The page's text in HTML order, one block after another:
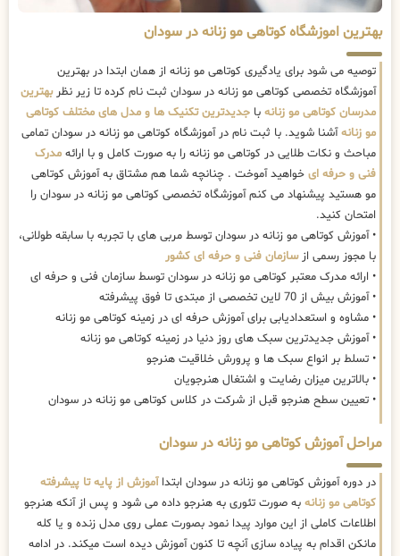
بهترین اموزشگاه کوتاهی مو زنانه در سودان
توصیه می شود برای یادگیری کوتاهی مو زنانه از همان ابتدا در بهترین
آموزشگاه تخصصی کوتاهی مو زنانه در سودان ثبت نام کرده تا زیر نظربهترین
مدرسان کوتاهی مو زنانه با جدیدترین تکنیک ها و مدل های مختلف کوتاهی
مو زنانهآشنا شوید. با ثبت نام در آموزشگاه کوتاهی مو زنانه در سودان تمامی
مباحث و نکات طلایی در کوتاهی مو زنانه را به صورت کامل و با ارائه مدرک
فنی و حرفه ای خواهید آموخت . چنانچه شما هم مشتاق به آموزش کوتاهی
مو هستید پیشنهاد می کنم آموزشگاه تخصصی کوتاهی مو زنانه در سودان را
امتحان کنید.
• آموزش کوتاهی مو زنانه در سودان توسط مربی های با تجربه با سابقه طولانی،
با مجوز رسمی ازسازمان فنی و حرفه ای کشور
• ارائه مدرک معتبر کوتاهی مو زنانه در سودان توسط سازمان فنی و حرفه ای
• آموزش بیش از 70 لاین تخصصی از مبتدی تا فوق پیشرفته
• مشاوه و استعدادیابی برای آموزش حرفه ای در زمینه کوتاهی مو زنانه
• آموزش جدیدترین سبک های روز دنیا در زمینه کوتاهی مو زنانه
• تسلط بر انواع سبک ها و پرورش خلاقیت هنرجو
• بالاترین میزان رضایت و اشتغال هنرجویان
• تعیین سطح هنرجو قبل از شرکت در کلاس کوتاهی مو زنانه در سودان
مراحل آموزش کوتاهی مو زنانه در سودان
در دوره آموزش کوتاهی مو زنانه در سودان ابتداآموزش از پایه تا پیشرفته
کوتاهی مو زنانه به صورت تئوری به هنرجو داده می شود و پس از آنکه هنرجو
اطلاعات کاملی از این موارد پیدا نمود بصورت عملی روی مدل زنده و یا کله
مانکن اقدام به پیاده سازی آنچه تا کنون آموزش دیده است میکند. در ادامه